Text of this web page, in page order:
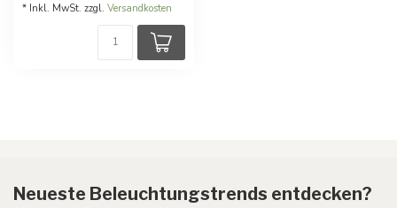
* Inkl. MwSt. zzgl. Versandkosten
Neueste Beleuchtungstrends entdecken?